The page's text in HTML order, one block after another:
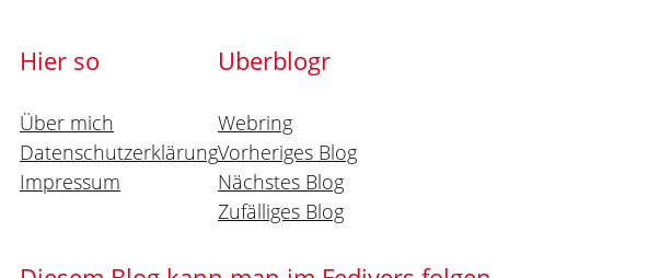
Hier so
Über mich
Datenschutzerklärung
Impressum
Uberblogr
Webring
Vorheriges Blog
Nächstes Blog
Zufälliges Blog